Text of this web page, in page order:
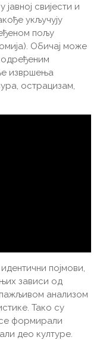
јавној свијести и
укључују
пољу
Обичај може
одређеним
извршења
острацизам,
појмови,
зависи од
пажљивом анализом
Тако су
се формирали
део културе.